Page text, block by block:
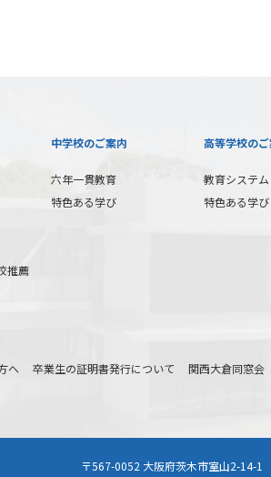
推薦
中学校のご案内
六年一貫教育
特色ある学び
高等学校の
教育システム
特色ある学び
へ 卒業生の証明書発行について 関西大倉同窓会
〒567-0052 大阪府茨木市室山2-14-1